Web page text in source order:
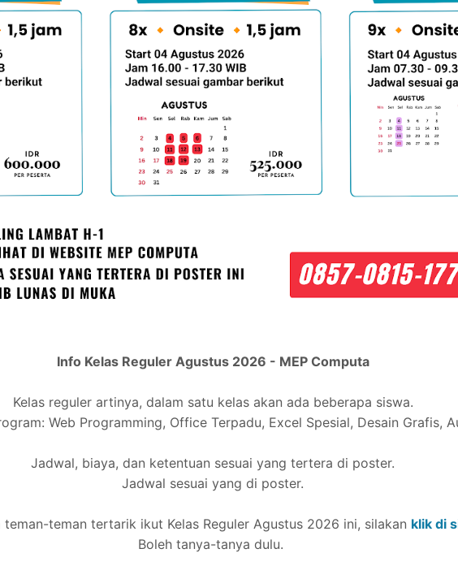
Info Kelas Reguler Agustus 2026 - MEP Computa
Kelas reguler artinya, dalam satu kelas akan ada beberapa siswa.
Web Programming, Office Terpadu, Excel Spesial, Desain Grafis,
Jadwal, biaya, dan ketentuan sesuai yang tertera di poster.
Jadwal sesuai yang di poster.
teman-teman tertarik ikut Kelas Reguler Agustus 2026 ini, silakan klik di
Boleh tanya-tanya dulu.